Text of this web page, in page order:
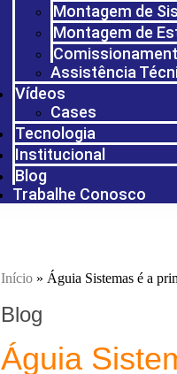
Montagem de
Montagem de
Assistência
Vídeos
Cases
Tecnologia
Institucional
Blog
Trabalhe Conosco
Início» Águia Sistemas é a
Blog
Águia